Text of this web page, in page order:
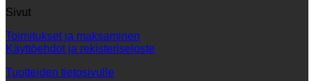
Sivut
Toimitukset ja maksaminen
Käyttöehdot ja rekisteriseloste
Tuotteiden tietosivulle